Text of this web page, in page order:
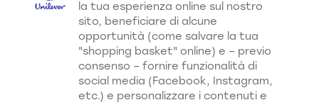
la tua esperienza online sul nostro
sito, beneficiare di alcune
opportunità (come salvare la tua
"shopping basket" online) e – previo
consenso – fornire funzionalità di
social media (Facebook, Instagram,
etc.) e personalizzare i contenuti e